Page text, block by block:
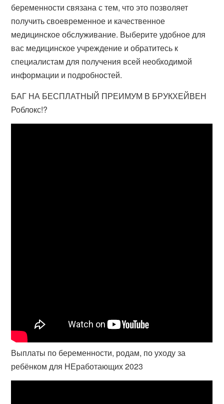
беременности связана с тем, что это позволяет
получить своевременное и качественное
медицинское обслуживание. Выберите удобное для
вас медицинское учреждение и обратитесь к
специалистам для получения всей необходимой
информации и подробностей.
БАГ НА БЕСПЛАТНЫЙ ПРЕИМУМ В БРУКХЕЙВЕН
Роблокс!?
Выплаты по беременности, родам, по уходу за
ребёнком для НЕработающих 2023